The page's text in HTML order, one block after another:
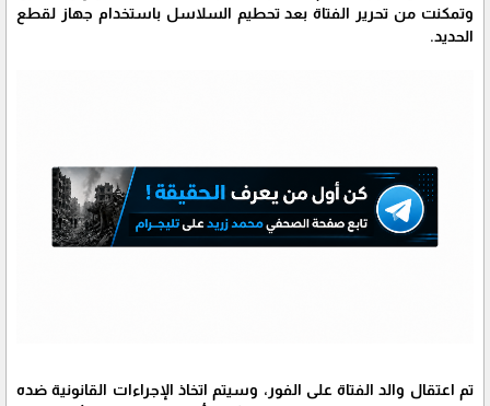
وتمكنت من تحرير الفتاة بعد تحطيم السلاسل باستخدام جهاز لقطع
الحديد.
تم اعتقال والد الفتاة على الفور، وسيتم اتخاذ الإجراءات القانونية ضده